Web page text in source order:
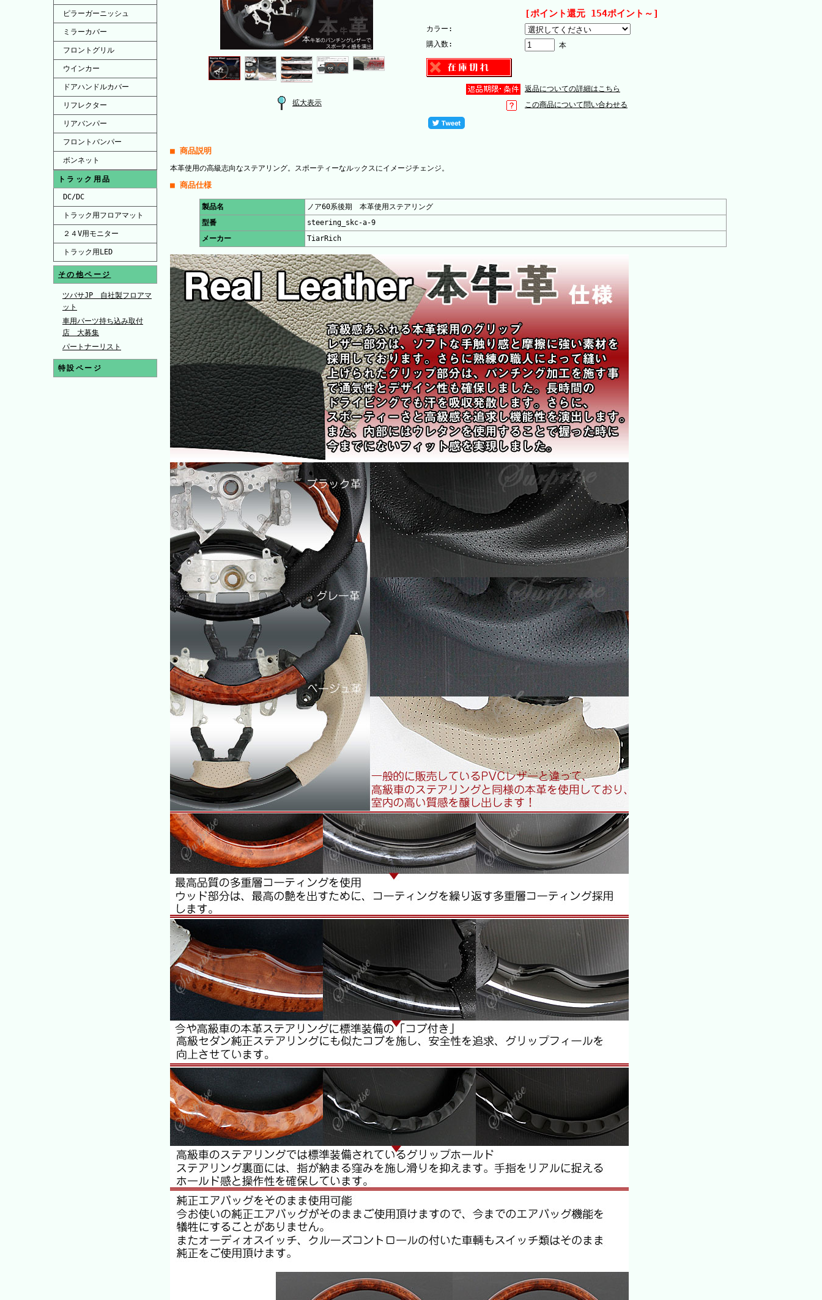
ピラーガーニッシュ
ミラーカバー
フロントグリル
ウインカー
ドアハンドルカバー
リフレクター
リアバンパー
フロントバンパー
ボンネット
トラック用品
DC/DC
トラック用フロアマット
２４V用モニター
トラック用LED
その他ページ
ツバサJP 自社製フロアマ
ット
車用パーツ持ち込み取付
店 大募集
パートナーリスト
特設ページ
拡大表示
[ポイント還元 154ポイント～]
カラー:
購入数:
本
返品についての詳細はこちら
この商品について問い合わせる
■ 商品説明
本革使用の高級志向なステアリング。スポーティーなルックスにイメージチェンジ。
■ 商品仕様
製品名
ノア60系後期 本革使用ステアリング
型番
steering_skc-a-9
メーカー
TiarRich